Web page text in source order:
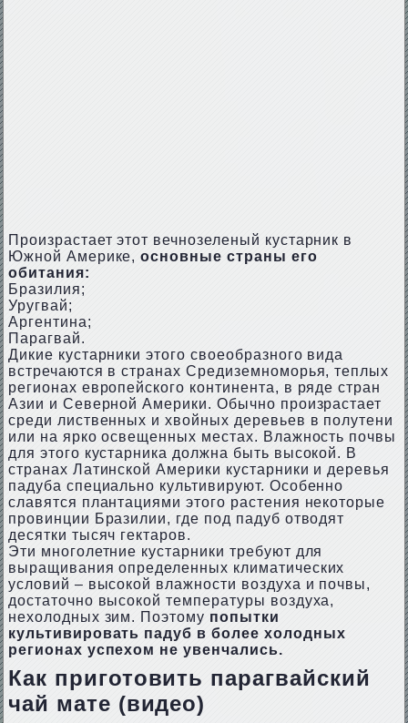
Произрастает этот вечнозеленый кустарник в
Южной Америке,основные страны его
обитания:
Бразилия;
Уругвай;
Аргентина;
Парагвай.
Дикие кустарники этого своеобразного вида
встречаются в странах Средиземноморья, теплых
регионах европейского континента, в ряде стран
Азии и Северной Америки. Обычно произрастает
среди лиственных и хвойных деревьев в полутени
или на ярко освещенных местах. Влажность почвы
для этого кустарника должна быть высокой. В
странах Латинской Америки кустарники и деревья
падуба специально культивируют. Особенно
славятся плантациями этого растения некоторые
провинции Бразилии, где под падуб отводят
десятки тысяч гектаров.
Эти многолетние кустарники требуют для
выращивания определенных климатических
условий – высокой влажности воздуха и почвы,
достаточно высокой температуры воздуха,
нехолодных зим. Поэтому попытки
культивировать падуб в более холодных
регионах успехом не увенчались.
Как приготовить парагвайский
чай мате (видео)